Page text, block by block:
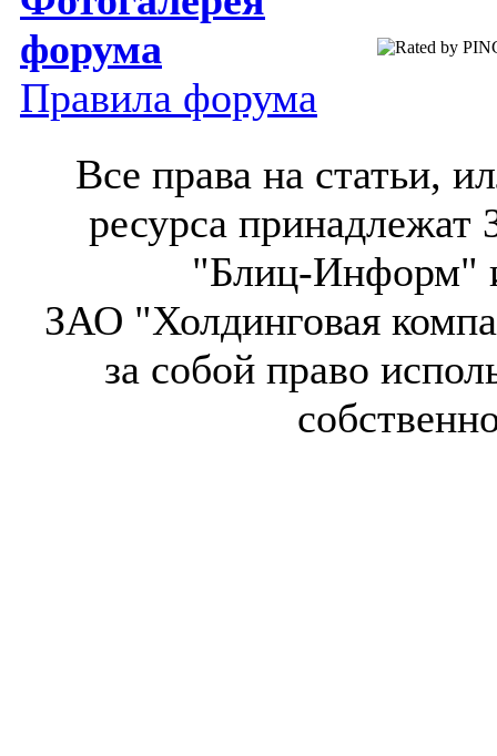
форума
Правила форума
Все права на статьи,
ресурса
"Блиц-Информ"
ЗАО "Холдинговая
за собой право